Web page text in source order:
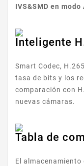
IVS&SMD en modo
Inteligente
Smart Codec,
tasa de bits y los
comparación con
nuevas cámaras.
Tabla de
El